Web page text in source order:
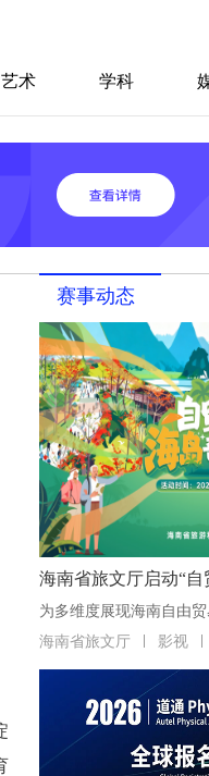
艺术 学科
赛事动态
海南省旅文厅启动“自
海南省旅文厅 影视